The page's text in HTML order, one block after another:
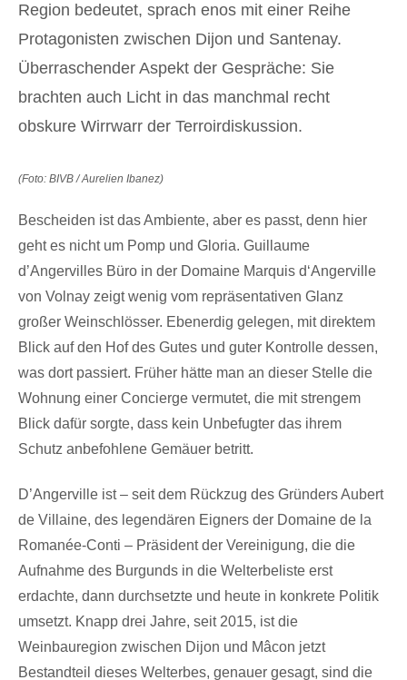
Region bedeutet, sprach enos mit einer Reihe
Protagonisten zwischen Dijon und Santenay.
Überraschender Aspekt der Gespräche: Sie
brachten auch Licht in das manchmal recht
obskure Wirrwarr der Terroirdiskussion.
(Foto: BIVB / Aurelien Ibanez)
Bescheiden ist das Ambiente, aber es passt, denn hier
geht es nicht um Pomp und Gloria. Guillaume
d’Angervilles Büro in der Domaine Marquis d‘Angerville
von Volnay zeigt wenig vom repräsentativen Glanz
großer Weinschlösser. Ebenerdig gelegen, mit direktem
Blick auf den Hof des Gutes und guter Kontrolle dessen,
was dort passiert. Früher hätte man an dieser Stelle die
Wohnung einer Concierge vermutet, die mit strengem
Blick dafür sorgte, dass kein Unbefugter das ihrem
Schutz anbefohlene Gemäuer betritt.
D’Angerville ist – seit dem Rückzug des Gründers Aubert
de Villaine, des legendären Eigners der Domaine de la
Romanée-Conti – Präsident der Vereinigung, die die
Aufnahme des Burgunds in die Welterbeliste erst
erdachte, dann durchsetzte und heute in konkrete Politik
umsetzt. Knapp drei Jahre, seit 2015, ist die
Weinbauregion zwischen Dijon und Mâcon jetzt
Bestandteil dieses Welterbes, genauer gesagt, sind die